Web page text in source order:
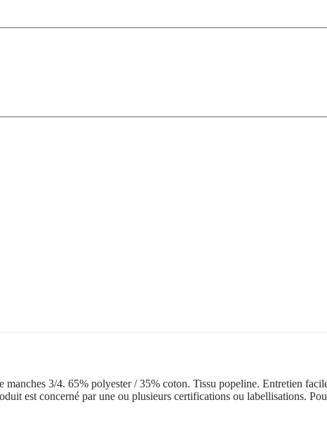
3/4. 65% polyester / 35% coton. Tissu popeline. Entretien
est concerné par une ou plusieurs certifications ou labellisations.